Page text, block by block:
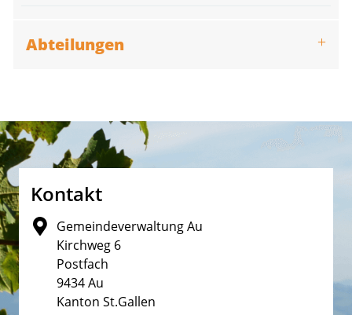
Abteilungen
Fusszeile
Kontakt
Gemeindeverwaltung Au
Kirchweg 6
Postfach
9434 Au
Kanton St.Gallen